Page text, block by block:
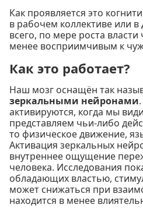
Как проявляется это
в рабочем коллективе или
всего, по мере роста власти
менее восприимчивым к
Как это работает?
Наш мозг оснащён так
зеркальными нейронами
активируются, когда мы
представляем чьи-либо
то физическое движение,
Активация зеркальных
внутреннее ощущение
человека. Исследования
обладающих властью,
может снижаться при
находится в менее